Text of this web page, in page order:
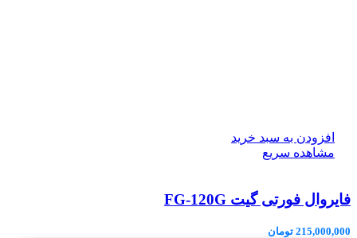
افزودن به سبد خرید
مشاهده سریع
فایروال فورتی گیت FG-120G
215,000,000 تومان